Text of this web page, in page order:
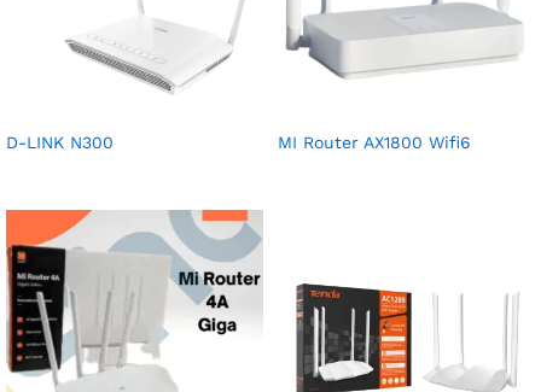
D-LINK N300 MI Router AX1800 Wifi6